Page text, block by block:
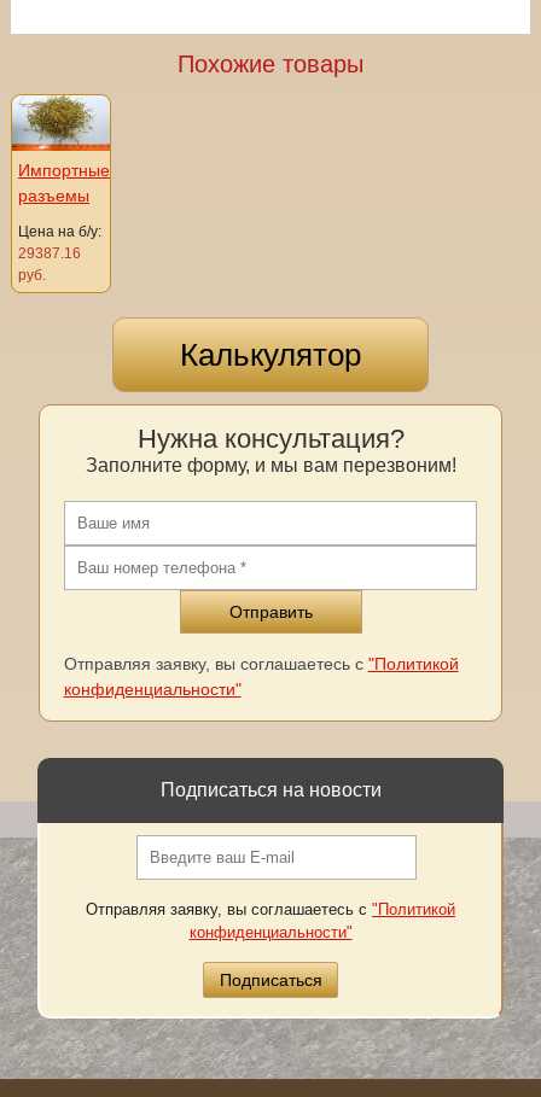
Похожие товары
Импортные
разъемы
Цена на б/у:
29387.16
руб.
Калькулятор
Нужна консультация?
Заполните форму, и мы вам перезвоним!
Отправляя заявку, вы соглашаетесь с "Политикой
конфиденциальности"
Подписаться на новости
Отправляя заявку, вы соглашаетесь с "Политикой
конфиденциальности"